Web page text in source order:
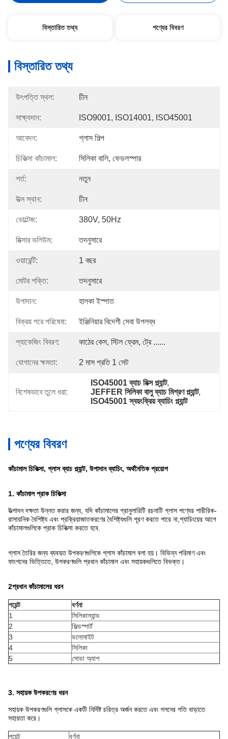
বিস্তারিত তথ্য পণ্যের বিবরণ
বিস্তারিত তথ্য
উৎপত্তি স্থল: চীন
সাক্ষ্যদান: ISO9001, ISO14001, ISO45001
আবেদন: গ্লাস শিল্প
চিকিত্সা কাঁচামাল: সিলিকা বালি, ফেডলস্পার
শর্ত: নতুন
উত্স স্থান: চীন
ভোল্টেজ: 380V, 50Hz
মিক্সার ভলিউম: তদনুসারে
ওয়ারেন্টি: 1 বছর
মোটর শক্তি: তদনুসারে
উপাদান: হালকা ইস্পাত
বিক্রয় পরে পরিষেবা: ইঞ্জিনিয়ার বিদেশী সেবা উপলব্ধ
প্যাকেজিং বিবরণ: কাঠের কেস, স্টিল ফ্রেম, ট্রে ......
যোগানের ক্ষমতা: 2 মাস প্রতি 1 সেট
বিশেষভাবে তুলে ধরা:
ISO45001 ব্যাচ মিক্স প্ল্যান্ট,
JEFFER সিলিকা বালু ব্যাচ মিশ্রণ প্ল্যান্ট,
ISO45001 স্বয়ংক্রিয় ব্যাচিং প্ল্যান্ট
পণ্যের বিবরণ
কাঁচামাল চিকিত্সা, গ্লাস ব্যাচ প্ল্যান্ট, উপাদান ব্যাচিং, অর্থনৈতিক প্রয়োগ
1. কাঁচামাল প্রাক চিকিত্সা
উত্পাদন দক্ষতা উন্নত করার জন্য, যদি কাঁচামালের গ্রানুলারিটি রচনাটি গ্লাস পণ্যের শারীরিক-
রাসায়নিক বৈশিষ্ট্য এবং প্রক্রিয়াজাতকরণের বৈশিষ্ট্যগুলি পূরণ করতে পারে না,প্যাচিংয়ের আগে
কাঁচামালগুলিকে প্রাক চিকিত্সা করতে হবে.
গ্লাস তৈরির জন্য ব্যবহৃত উপকরণগুলিকে গ্লাস কাঁচামাল বলা হয়। বিভিন্ন পরিমাণ এবং
ফাংশনের ভিত্তিতে, উপকরণগুলি প্রধান কাঁচামাল এবং সহায়কগুলিতে বিভক্ত।
2প্রধান কাঁচামালের ধরন
পয়েন্ট
বর্ণনা
1
সিলিকাস্যান্ড
2
ফিল্ডস্পার্ট
3
ডলোমাইট
4
সিলিকা
5
সোডা অ্যাশ
3. সহায়ক উপকরণের ধরন
সহায়ক উপকরণগুলি গ্লাসকে একটি নির্দিষ্ট চরিত্র অর্জন করতে এবং গলনের গতি বাড়াতে
সহায়তা করে।
পয়েন্ট বর্ণনা